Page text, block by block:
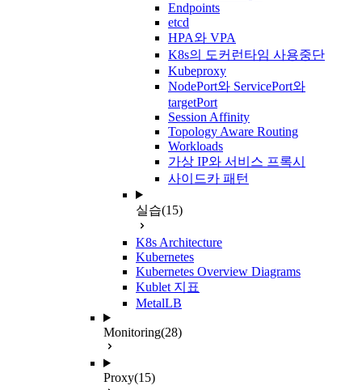
Endpoints
etcd
HPA와 VPA
K8s의 도커런타임 사용중단
Kubeproxy
NodePort와 ServicePort와
targetPort
Session Affinity
Topology Aware Routing
Workloads
가상 IP와 서비스 프록시
사이드카 패턴
실습(15)
K8s Architecture
Kubernetes
Kubernetes Overview Diagrams
Kublet 지표
MetalLB
Monitoring(28)
Proxy(15)